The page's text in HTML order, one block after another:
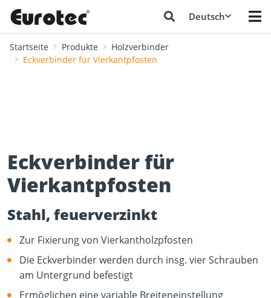
Deutsch
Startseite Produkte
Holzverbinder
Eckverbinder für Vierkantpfosten
Eckverbinder für
Vierkantpfosten
Stahl, feuerverzinkt
Zur Fixierung von Vierkantholzpfosten
Die Eckverbinder werden durch insg. vier Schrauben
am Untergrund befestigt
Ermöglichen eine variable Breiteneinstellung